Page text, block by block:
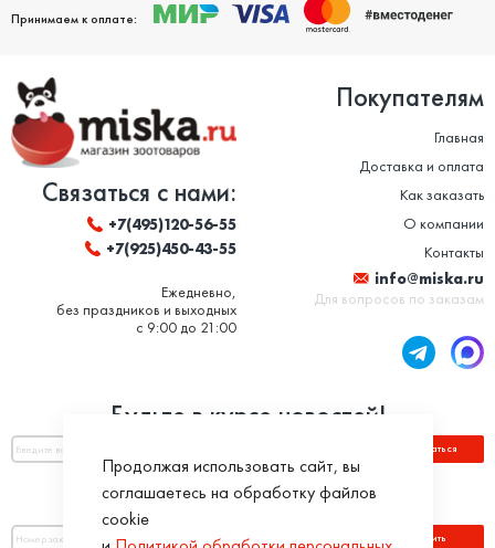
Принимаем к оплате:
Связаться с нами:
+7(495)120-56-55
+7(925)450-43-55
Ежедневно,
без праздников и выходных
с 9:00 до 21:00
Покупателям
Главная
Доставка и оплата
Как заказать
О компании
Контакты
info@miska.ru
Для вопросов по заказам
Будьте в курсе новостей!
Подписаться
Оплатить по номеру заказа:
Оплатить
Продолжая использовать сайт, вы
соглашаетесь на обработку файлов
cookie